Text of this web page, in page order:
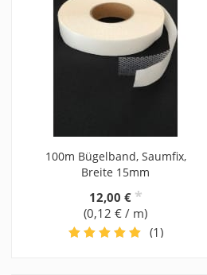
100m Bügelband, Saumfix,
Breite 15mm
12,00 € *
(0,12 € / m)
(1)